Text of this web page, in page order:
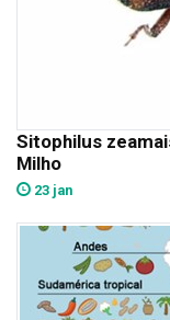
Sitophilus
Milho
23 jan